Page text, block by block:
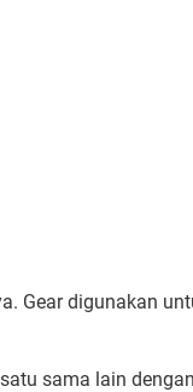
Gear digunakan
sama lain